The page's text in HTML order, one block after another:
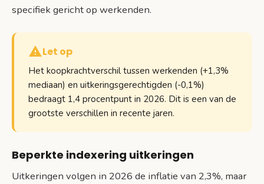
specifiek gericht op werkenden.
Let op
Het koopkrachtverschil tussen werkenden (+1,3%
mediaan) en uitkeringsgerechtigden (-0,1%)
bedraagt 1,4 procentpunt in 2026. Dit is een van de
grootste verschillen in recente jaren.
Beperkte indexering uitkeringen
Uitkeringen volgen in 2026 de inflatie van 2,3%, maar